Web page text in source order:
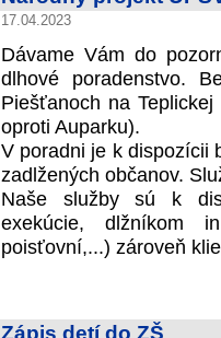
17.04.2023
Dávame Vám do
dlhové poradenstvo.
Piešťanoch na
oproti Auparku).
V poradni je k dispozícii
zadlžených občanov.
Naše služby sú k
exekúcie, dlžníkom
poisťovní,...) zároveň
Zápis detí do ZŠ